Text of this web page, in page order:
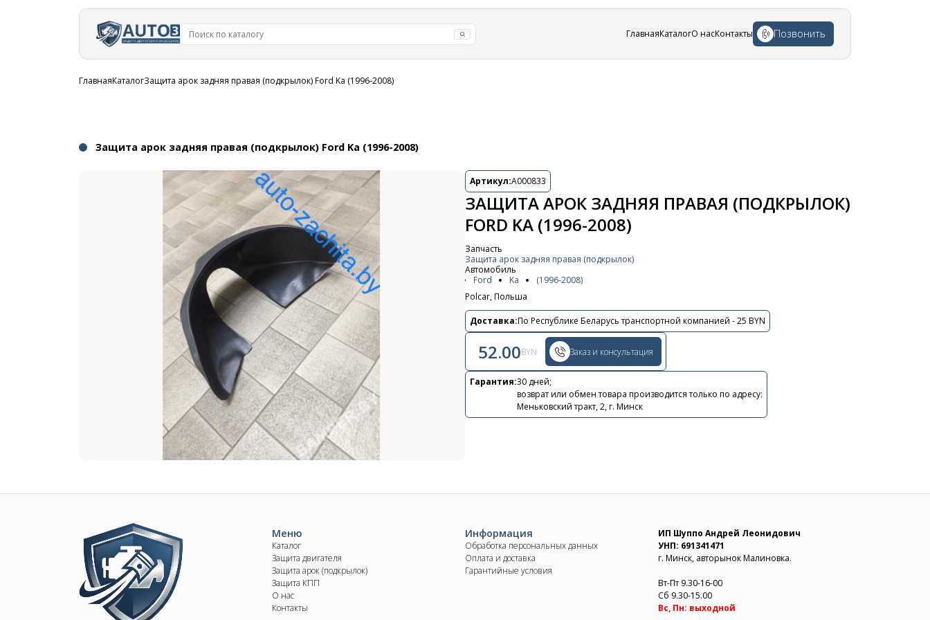
ГлавнаяКаталогО насКонтакты Позвонить
Строка
ГлавнаяКаталогЗащита арок задняя правая (подкрылок) Ford Ka (1996-2008)
Защита арок задняя правая (подкрылок) Ford Ka (1996-2008)
Артикул:A000833
ЗАЩИТА АРОК ЗАДНЯЯ ПРАВАЯ (ПОДКРЫЛОК)
FORD KA (1996-2008)
Запчасть
Защита арок задняя правая (подкрылок)
Автомобиль
Ford
Ka
(1996-2008)
Polcar, Польша
Доставка:По Республике Беларусь транспортной компанией - 25 BYN
52.00BYN Заказ и консультация
Гарантия:30 дней;
возврат или обмен товара производится только по адресу:
Меньковский тракт, 2, г. Минск
Контакты
+375 29 870 15 80
Viber
shupik21@bk.ru
Image Меню
Каталог
Защита двигателя
Защита арок (подкрылок)
Защита КПП
О нас
Контакты
Информация
Обработка персональных данных
Оплата и доставка
Гарантийные условия
ИП Шуппо Андрей Леонидович
УНП: 691341471
г. Минск, авторынок Малиновка.
Вт-Пт 9.30-16-00
Сб 9.30-15.00
Вс, Пн: выходной